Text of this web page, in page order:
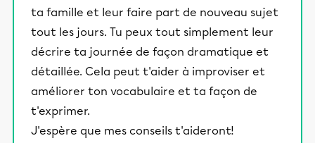
ta famille et leur faire part de nouveau sujet
tout les jours. Tu peux tout simplement leur
décrire ta journée de façon dramatique et
détaillée. Cela peut t'aider à improviser et
améliorer ton vocabulaire et ta façon de
t'exprimer.
J'espère que mes conseils t'aideront!